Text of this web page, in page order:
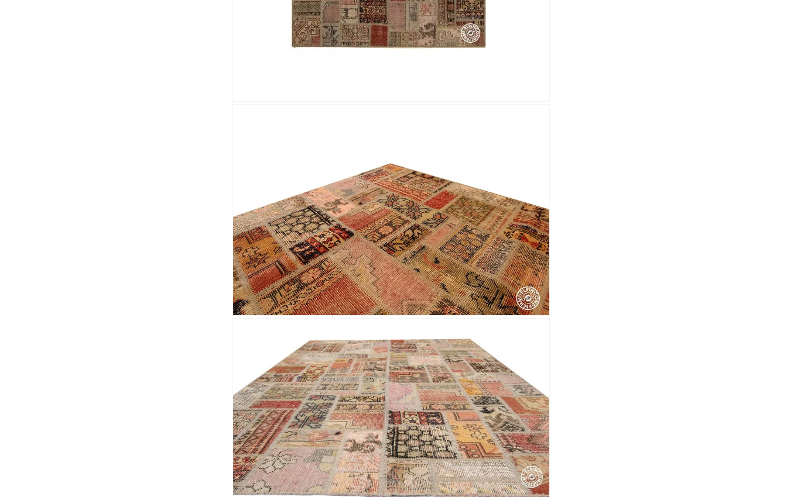
Nombre y apellido*
Teléfono Tu mensaje.
Nombre y Referencia del producto
*